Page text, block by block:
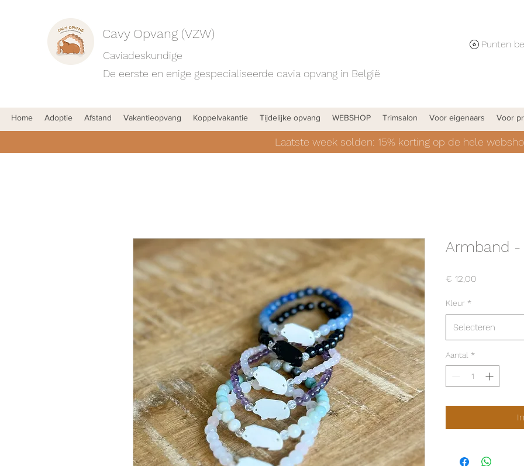
Cavy Opvang (VZW)
Caviadeskundige
De eerste en enige gespecialiseerde cavia opvang in België
Home Adoptie Afstand Vakantieopvang Koppelvakantie Tijdelijke opvang WEBSHOP Trimsalon Voor eigenaars Voor
Laatste week solden: 15% korting op de hele
Armband -
€ 12,00
Kleur *
Selecteren
Aantal *